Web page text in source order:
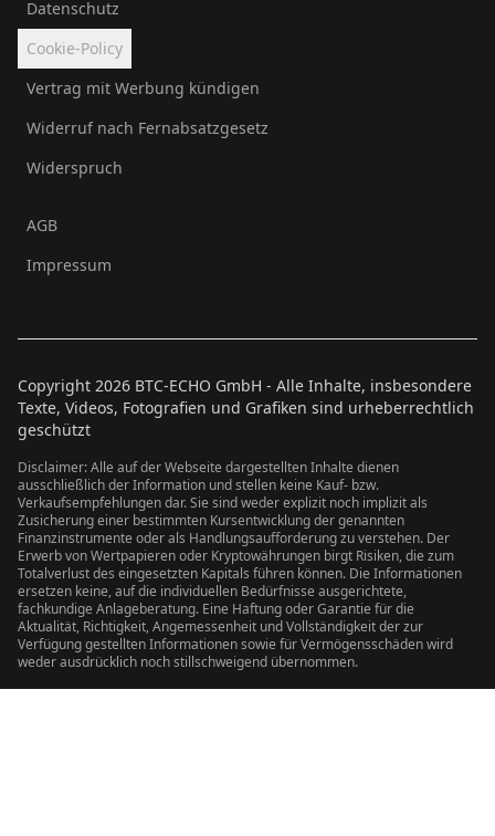
Datenschutz
Cookie-Policy
Vertrag mit Werbung kündigen
Widerruf nach Fernabsatzgesetz
Widerspruch
AGB
Impressum
Copyright 2026 BTC-ECHO GmbH - Alle Inhalte, insbesondere
Texte, Videos, Fotografien und Grafiken sind urheberrechtlich
geschützt
Disclaimer: Alle auf der Webseite dargestellten Inhalte dienen
ausschließlich der Information und stellen keine Kauf- bzw.
Verkaufsempfehlungen dar. Sie sind weder explizit noch implizit als
Zusicherung einer bestimmten Kursentwicklung der genannten
Finanzinstrumente oder als Handlungsaufforderung zu verstehen. Der
Erwerb von Wertpapieren oder Kryptowährungen birgt Risiken, die zum
Totalverlust des eingesetzten Kapitals führen können. Die Informationen
ersetzen keine, auf die individuellen Bedürfnisse ausgerichtete,
fachkundige Anlageberatung. Eine Haftung oder Garantie für die
Aktualität, Richtigkeit, Angemessenheit und Vollständigkeit der zur
Verfügung gestellten Informationen sowie für Vermögensschäden wird
weder ausdrücklich noch stillschweigend übernommen.